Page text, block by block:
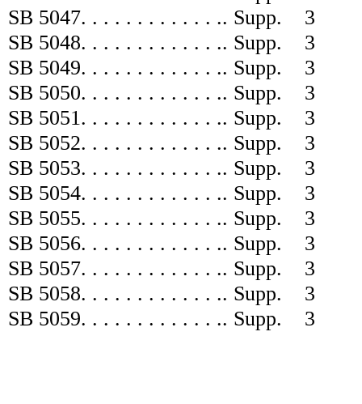
SB 5047. . . . . . . . . . . . .. Supp.
3
SB 5048. . . . . . . . . . . . .. Supp.
3
SB 5049. . . . . . . . . . . . .. Supp.
3
SB 5050. . . . . . . . . . . . .. Supp.
3
SB 5051. . . . . . . . . . . . .. Supp.
3
SB 5052. . . . . . . . . . . . .. Supp.
3
SB 5053. . . . . . . . . . . . .. Supp.
3
SB 5054. . . . . . . . . . . . .. Supp.
3
SB 5055. . . . . . . . . . . . .. Supp.
3
SB 5056. . . . . . . . . . . . .. Supp.
3
SB 5057. . . . . . . . . . . . .. Supp.
3
SB 5058. . . . . . . . . . . . .. Supp.
3
SB 5059. . . . . . . . . . . . .. Supp. 3